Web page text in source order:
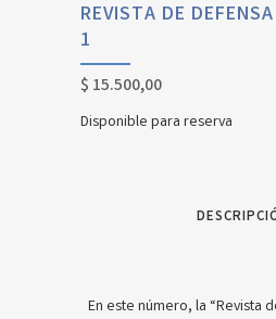
REVISTA DE
1
$ 15.500,00
Disponible para reserva
En este número, la “Revista